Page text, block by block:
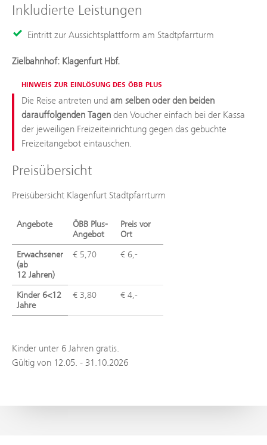
Inkludierte Leistungen
Eintritt zur Aussichtsplattform am Stadtpfarrturm
Zielbahnhof: Klagenfurt Hbf.
HINWEIS ZUR EINLÖSUNG DES ÖBB PLUS
Die Reise antreten und am selben oder den beiden
darauffolgenden Tagen den Voucher einfach bei der Kassa
der jeweiligen Freizeiteinrichtung gegen das gebuchte
Freizeitangebot eintauschen.
Preisübersicht
Preisübersicht Klagenfurt Stadtpfarrturm
Angebote
ÖBB Plus-
Angebot
Preis vor
Ort
Erwachsener
(ab
12 Jahren)
€ 5,70 € 6,-
Kinder 6<12
Jahre
€ 3,80 € 4,-
Kinder unter 6 Jahren gratis.
Gültig von 12.05. - 31.10.2026